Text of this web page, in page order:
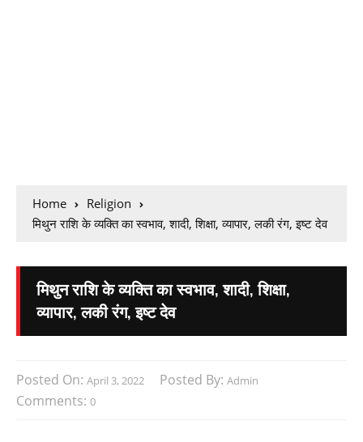
Home
Religion
मिथुन राशि के व्यक्ति का स्वभाव, शादी, शिक्षा, व्यापार, लकी रंग, इष्ट देव
मिथुन राशि के व्यक्ति का स्वभाव, शादी, शिक्षा,
व्यापार, लकी रंग, इष्ट देव
Posted On: April 3, 2022 Posted By: Admin
Comments: 0